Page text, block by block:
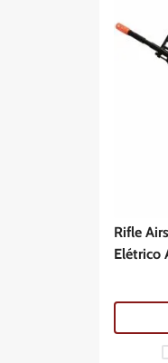
Rifle
Elétrico